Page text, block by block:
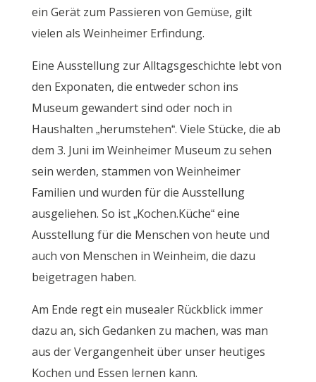
ein Gerät zum Passieren von Gemüse, gilt
vielen als Weinheimer Erfindung.
Eine Ausstellung zur Alltagsgeschichte lebt von
den Exponaten, die entweder schon ins
Museum gewandert sind oder noch in
Haushalten „herumstehen“. Viele Stücke, die ab
dem 3. Juni im Weinheimer Museum zu sehen
sein werden, stammen von Weinheimer
Familien und wurden für die Ausstellung
ausgeliehen. So ist „Kochen.Küche“ eine
Ausstellung für die Menschen von heute und
auch von Menschen in Weinheim, die dazu
beigetragen haben.
Am Ende regt ein musealer Rückblick immer
dazu an, sich Gedanken zu machen, was man
aus der Vergangenheit über unser heutiges
Kochen und Essen lernen kann.